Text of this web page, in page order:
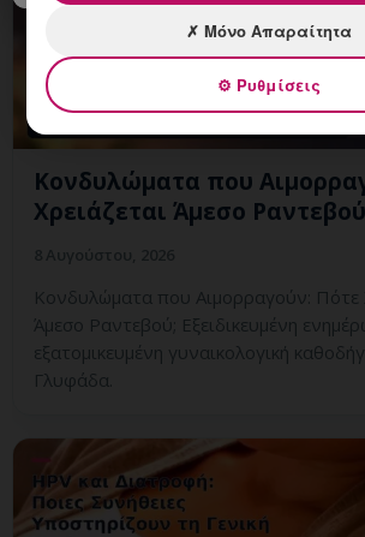
Κονδυλώματα που
Χρειάζεται Άμεσο
Κονδυλώματα που Αιμορραγούν: Πότε
Άμεσο Ραντεβού; Εξειδικευμένη
εξατομικευμένη γυναικολογική
Γλυφάδα.
✗ Μόνο Απαραίτητα
⚙ Ρυθμίσεις